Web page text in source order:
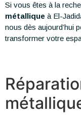
Si vous êtes à la
métallique à El-
nous dès aujourd’hui
transformer votre